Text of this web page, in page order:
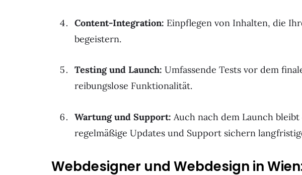
Content-Integration: Einpflegen von Inhalten, die
begeistern.
Testing und Launch: Umfassende Tests vor dem
reibungslose Funktionalität.
Wartung und Support: Auch nach dem Launch
regelmäßige Updates und Support sichern
Webdesigner und Webdesign in